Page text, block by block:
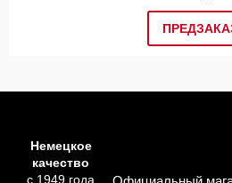
Немецкое
качество
с 1949 года